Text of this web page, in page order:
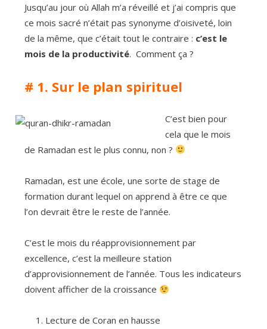
Jusqu’au jour où Allah m’a réveillé et j’ai compris que
ce mois sacré n’était pas synonyme d’oisiveté, loin
de la même, que c’était tout le contraire : c’est le
mois de la productivité. Comment ça ?
# 1. Sur le plan spirituel
C’est bien pour
cela que le mois
de Ramadan est le plus connu, non ?
Ramadan, est une école, une sorte de stage de
formation durant lequel on apprend à être ce que
l’on devrait être le reste de l’année.
C’est le mois du réapprovisionnement par
excellence, c’est la meilleure station
d’approvisionnement de l’année. Tous les indicateurs
doivent afficher de la croissance
Lecture de Coran en hausse